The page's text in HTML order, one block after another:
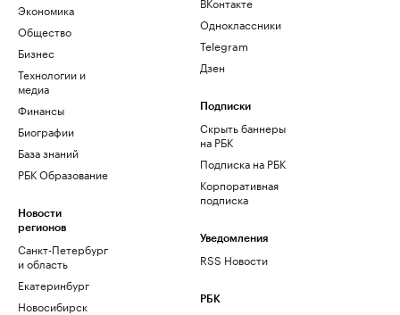
Экономика
Общество
Бизнес
Технологии и
медиа
Финансы
Биографии
База знаний
РБК Образование
Новости
регионов
Санкт-Петербург
и область
Екатеринбург
Новосибирск
Одноклассники
Telegram
Дзен
Подписки
Скрыть баннеры
на РБК
Подписка на РБК
Корпоративная
подписка
Уведомления
RSS Новости
РБК